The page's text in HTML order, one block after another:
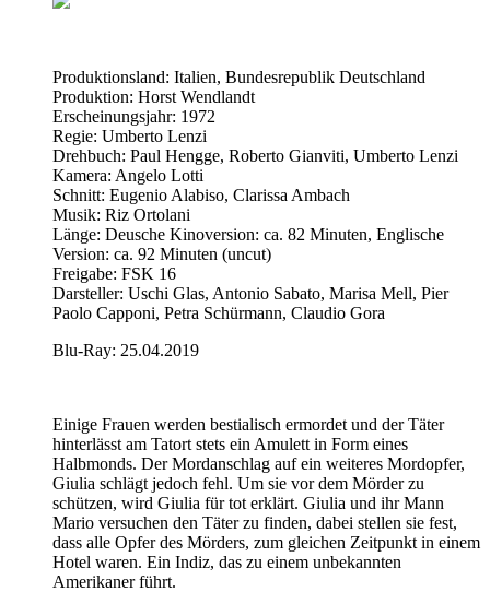
Produktionsland: Italien, Bundesrepublik Deutschland
Produktion: Horst Wendlandt
Erscheinungsjahr: 1972
Regie: Umberto Lenzi
Drehbuch: Paul Hengge, Roberto Gianviti, Umberto Lenzi
Kamera: Angelo Lotti
Schnitt: Eugenio Alabiso, Clarissa Ambach
Musik: Riz Ortolani
Länge: Deusche Kinoversion: ca. 82 Minuten, Englische
Version: ca. 92 Minuten (uncut)
Freigabe: FSK 16
Darsteller: Uschi Glas, Antonio Sabato, Marisa Mell, Pier
Paolo Capponi, Petra Schürmann, Claudio Gora
Blu-Ray: 25.04.2019
Einige Frauen werden bestialisch ermordet und der Täter
hinterlässt am Tatort stets ein Amulett in Form eines
Halbmonds. Der Mordanschlag auf ein weiteres Mordopfer,
Giulia schlägt jedoch fehl. Um sie vor dem Mörder zu
schützen, wird Giulia für tot erklärt. Giulia und ihr Mann
Mario versuchen den Täter zu finden, dabei stellen sie fest,
dass alle Opfer des Mörders, zum gleichen Zeitpunkt in einem
Hotel waren. Ein Indiz, das zu einem unbekannten
Amerikaner führt.